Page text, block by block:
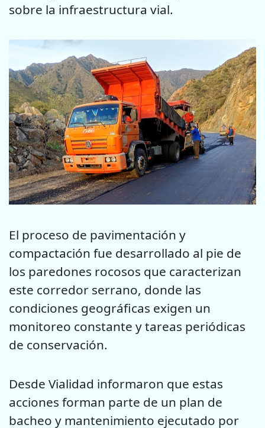
sobre la infraestructura vial.
El proceso de pavimentación y
compactación fue desarrollado al pie de
los paredones rocosos que caracterizan
este corredor serrano, donde las
condiciones geográficas exigen un
monitoreo constante y tareas periódicas
de conservación.
Desde Vialidad informaron que estas
acciones forman parte de un plan de
bacheo y mantenimiento ejecutado por